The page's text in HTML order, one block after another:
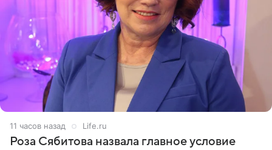
11 часов назад Life.ru
Роза Сябитова назвала главное условие